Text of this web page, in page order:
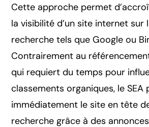
Cette approche permet
lavisibilité d’un site internet sur
recherche tels que Google ou
Contrairement au
qui requiert du temps pour
classements organiques, le SEA
immédiatement le site en tête
recherche grâce à des